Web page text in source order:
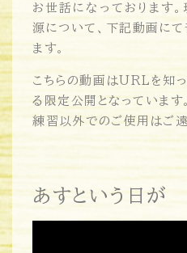
お世話になっております
源について、下記動画にて
ます。
こちらの動画はURLを知
る限定公開となっています。
練習以外でのご使用はご遠
あすという日が